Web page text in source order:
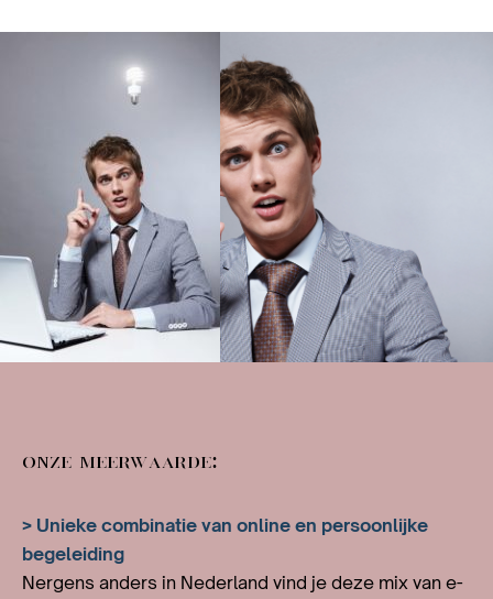
Onze meerwaarde:
> Unieke combinatie van online en persoonlijke
begeleiding
Nergens anders in Nederland vind je deze mix van e-